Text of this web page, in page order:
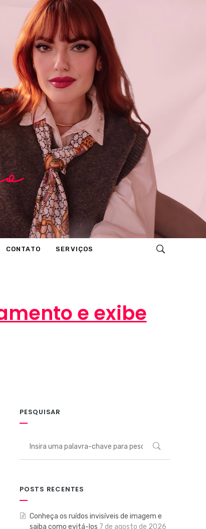
CONTATO SERVIÇOS
e exibe
PESQUISAR
POSTS RECENTES
Conheça os ruídos invisíveis de imagem e
saiba como evitá-los 7 de agosto de 2026